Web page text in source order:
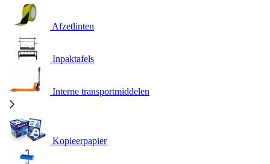
Afzetlinten
Inpaktafels
Interne transportmiddelen
Kopieerpapier